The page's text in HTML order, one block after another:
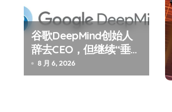
谷歌DeepMind创始人
辞去CEO，但继续“垂帘
听政”？
8 月 6, 2026